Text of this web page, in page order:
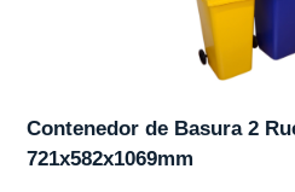
Contenedor de Basura 2
721x582x1069mm